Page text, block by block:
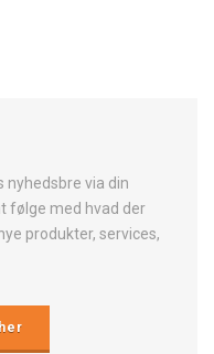
nyhedsbre via din
følge med hvad der
produkter, services,